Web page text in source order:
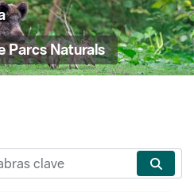
Parcs Naturals